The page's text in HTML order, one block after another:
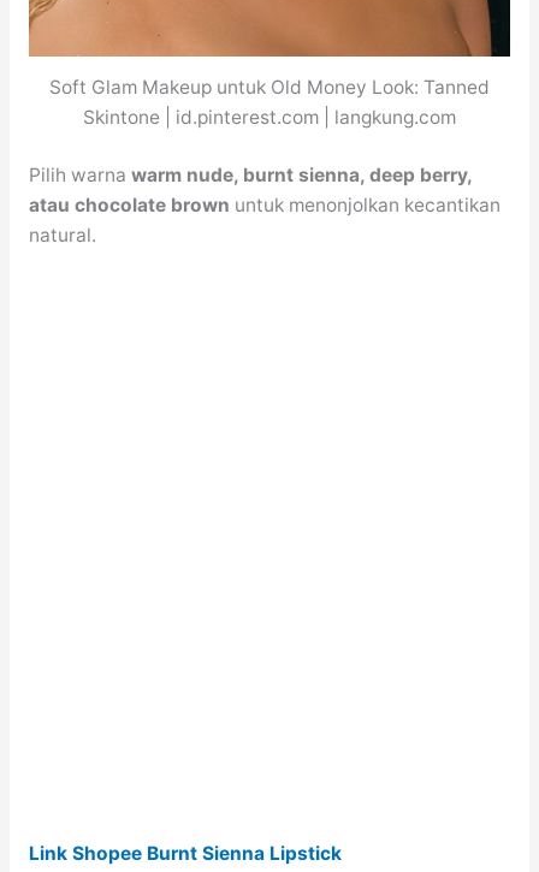
Soft Glam Makeup untuk Old Money Look: Tanned
Skintone | id.pinterest.com | langkung.com
Pilih warna warm nude, burnt sienna, deep berry,
atau chocolate brown untuk menonjolkan kecantikan
natural.
Link Shopee Burnt Sienna Lipstick